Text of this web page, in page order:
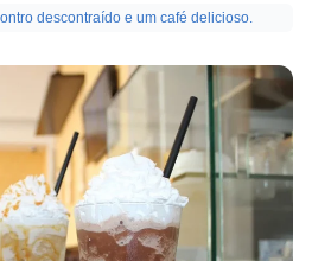
descontraído e um café delicioso.